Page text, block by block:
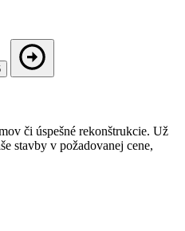
či úspešné rekonštrukcie. Už
stavby v požadovanej cene,